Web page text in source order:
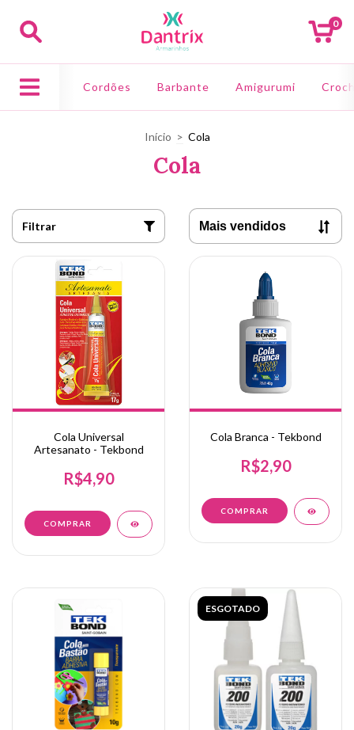
0
Cordões Barbante Amigurumi
Início > Cola
Cola
Filtrar
Cola Universal
Artesanato - Tekbond
R$4,90
Cola Branca - Tekbond
R$2,90
ESGOTADO